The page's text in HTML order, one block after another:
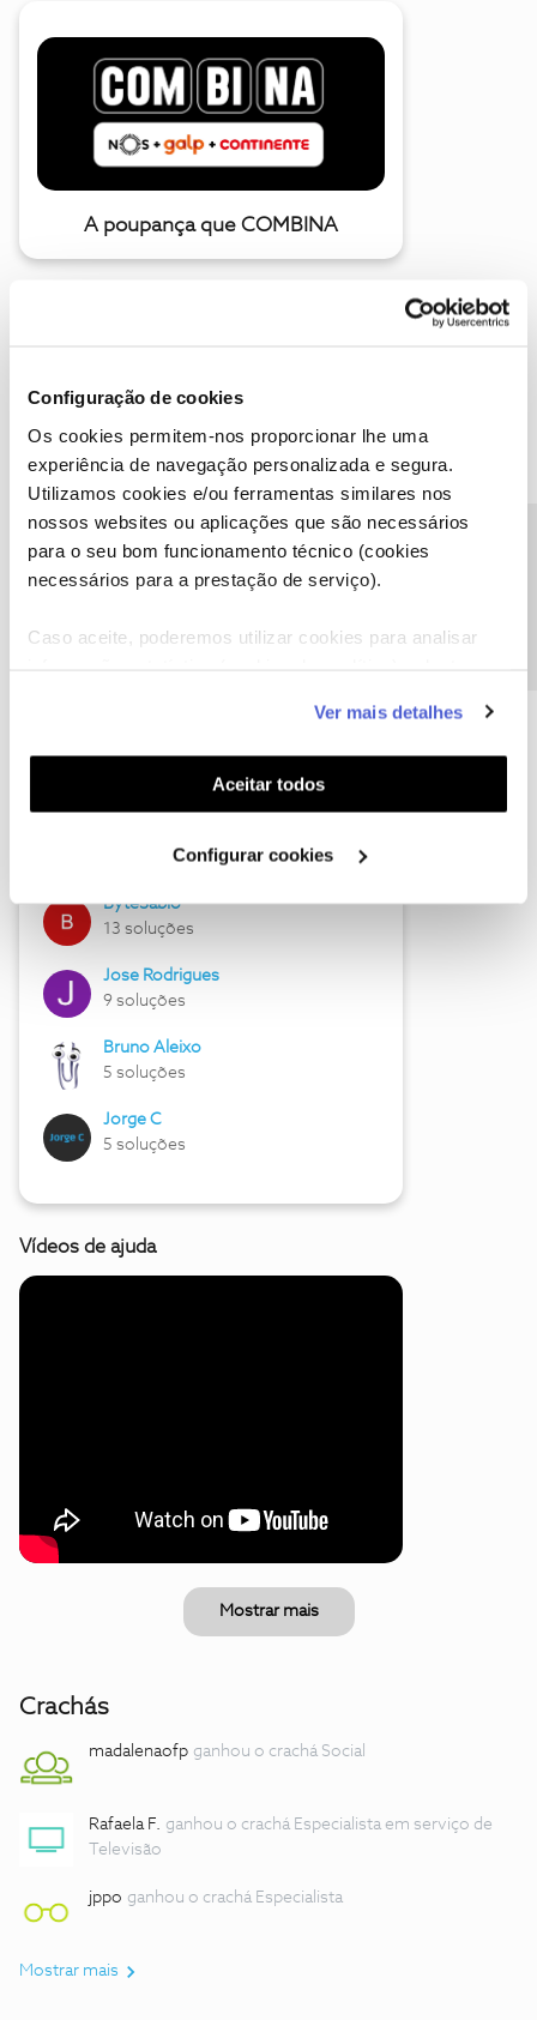
Configuração de cookies
Os cookies permitem-nos proporcionar lhe uma
experiência de navegação personalizada e segura.
Utilizamos cookies e/ou ferramentas similares nos
nossos websites ou aplicações que são necessários
para o seu bom funcionamento técnico (cookies
necessários para a prestação de serviço).
Caso aceite, poderemos utilizar cookies para analisar
funcionalidades (cookies de personalização e
funcionalidade) e adaptar anúncios aos seus interesses
(cookies de publicidade personalizada). Pode gerir a
utilização dos cookies clicando em "Configurar
Ver mais detalhes
Aceitar todos
Configurar cookies
A poupança que COMBINA
Descubra as novidades de julho
Hall of Fame de julho
17 soluções
ByteSábio
13 soluções
Jose Rodrigues
9 soluções
Bruno Aleixo
5 soluções
Jorge C
5 soluções
Vídeos de ajuda
Mostrar mais
Crachás
madalenaofp ganhou o crachá Social
Rafaela F. ganhou o crachá Especialista em serviço de
Televisão
jppo ganhou o crachá Especialista
Mostrar mais